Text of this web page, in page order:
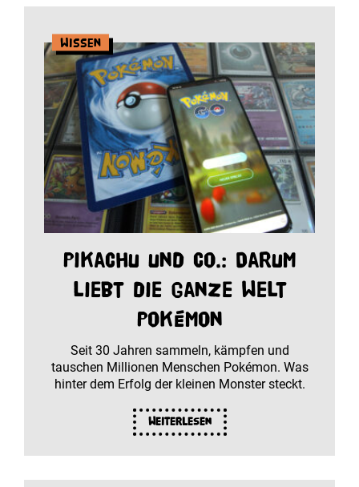
Wissen
Pikachu und Co.: Darum
liebt die ganze Welt
Pokémon
Seit 30 Jahren sammeln, kämpfen und
tauschen Millionen Menschen Pokémon. Was
hinter dem Erfolg der kleinen Monster steckt.
Weiterlesen